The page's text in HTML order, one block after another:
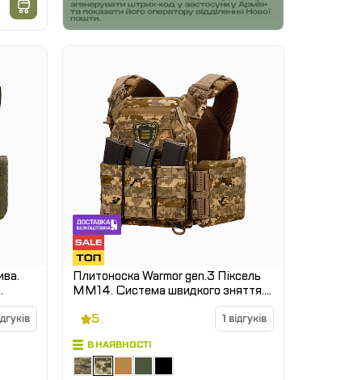
Плитоноска Warmor gen.3 Піксель
ММ14. Система швидкого зняття.
3 підсумки. (Великого розміру)
5
1 відгуків
В НАЯВНОСТІ